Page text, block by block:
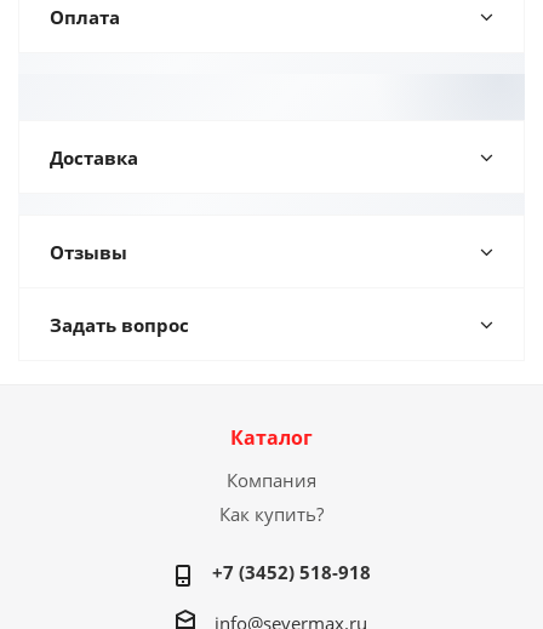
Оплата
Доставка
Отзывы
Задать вопрос
Каталог
Компания
Как купить?
+7 (3452) 518-918
info@severmax.ru